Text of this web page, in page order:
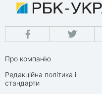
Про компанію
Редакційна політика і
стандарти